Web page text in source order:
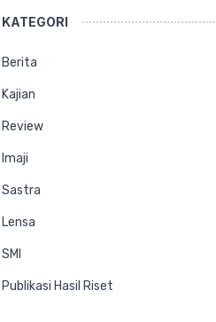
KATEGORI
Berita
Kajian
Review
Imaji
Sastra
Lensa
SMI
Publikasi Hasil Riset